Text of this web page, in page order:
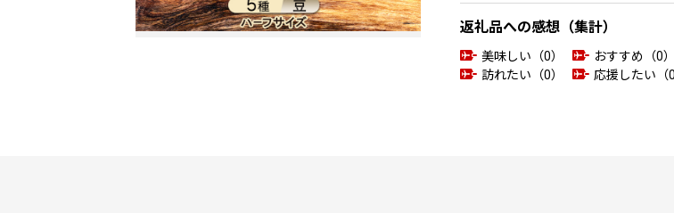
返礼品への感想（集計）
美味しい（0） おすすめ（0）
訪れたい（0）
応援したい（0